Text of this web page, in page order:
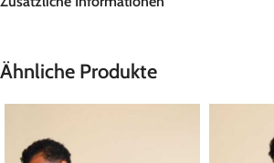
Ähnliche Produkte